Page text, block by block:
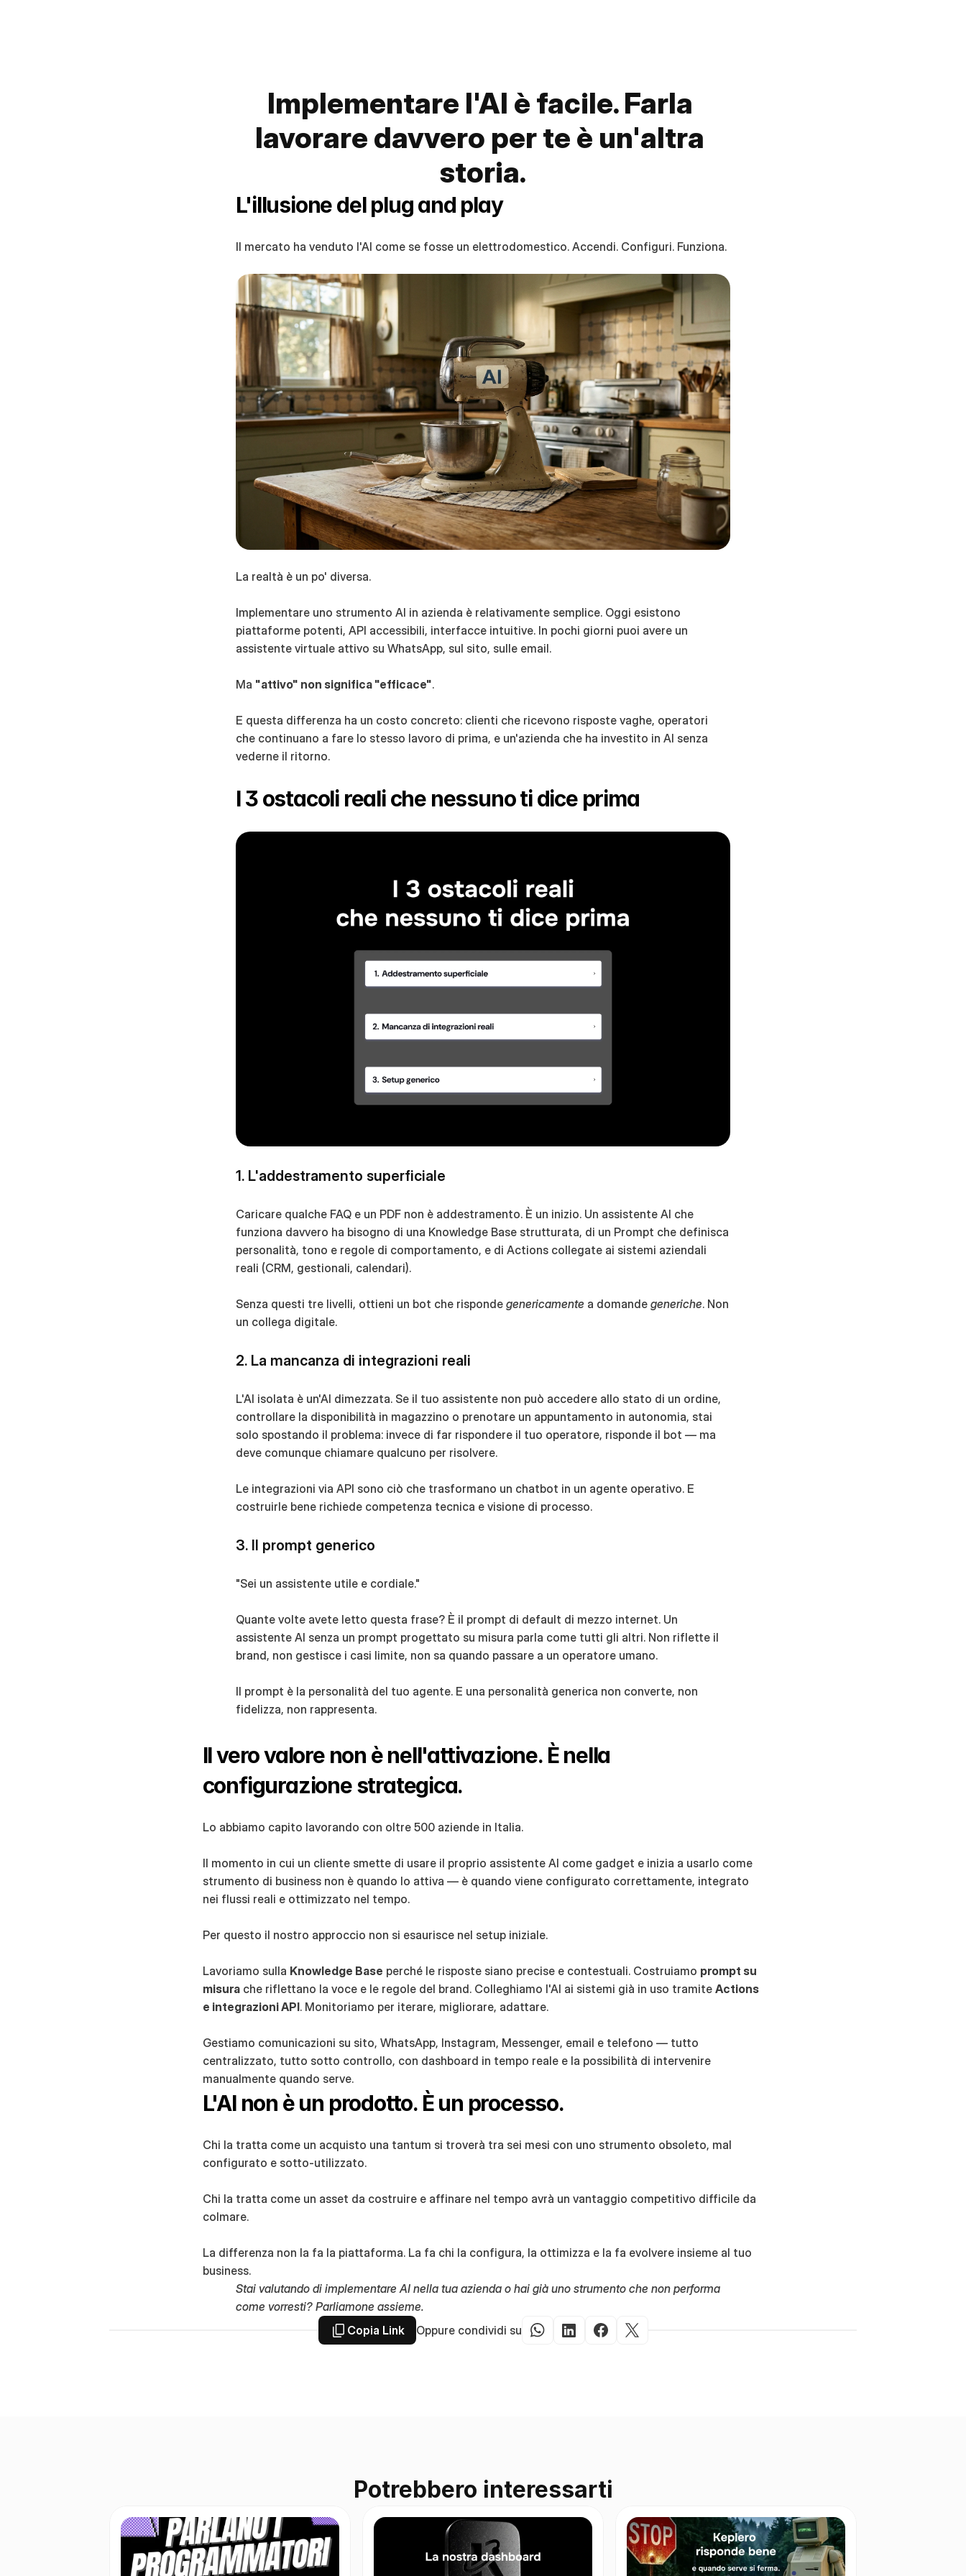
Implementare l'AI è facile. Farla
lavorare davvero per te è un'altra
storia.
L'illusione del plug and play
Il mercato ha venduto l'AI come se fosse un elettrodomestico. Accendi. Configuri. Funziona.
La realtà è un po' diversa.
Implementare uno strumento AI in azienda è relativamente semplice. Oggi esistono
piattaforme potenti, API accessibili, interfacce intuitive. In pochi giorni puoi avere un
assistente virtuale attivo su WhatsApp, sul sito, sulle email.
Ma "attivo" non significa "efficace".
E questa differenza ha un costo concreto: clienti che ricevono risposte vaghe, operatori
che continuano a fare lo stesso lavoro di prima, e un'azienda che ha investito in AI senza
vederne il ritorno.
I 3 ostacoli reali che nessuno ti dice prima
1. L'addestramento superficiale
Caricare qualche FAQ e un PDF non è addestramento. È un inizio. Un assistente AI che
funziona davvero ha bisogno di una Knowledge Base strutturata, di un Prompt che definisca
personalità, tono e regole di comportamento, e di Actions collegate ai sistemi aziendali
reali (CRM, gestionali, calendari).
Senza questi tre livelli, ottieni un bot che risponde genericamente a domande generiche. Non
un collega digitale.
2. La mancanza di integrazioni reali
L'AI isolata è un'AI dimezzata. Se il tuo assistente non può accedere allo stato di un ordine,
controllare la disponibilità in magazzino o prenotare un appuntamento in autonomia, stai
solo spostando il problema: invece di far rispondere il tuo operatore, risponde il bot — ma
deve comunque chiamare qualcuno per risolvere.
Le integrazioni via API sono ciò che trasformano un chatbot in un agente operativo. E
costruirle bene richiede competenza tecnica e visione di processo.
3. Il prompt generico
"Sei un assistente utile e cordiale."
Quante volte avete letto questa frase? È il prompt di default di mezzo internet. Un
assistente AI senza un prompt progettato su misura parla come tutti gli altri. Non riflette il
brand, non gestisce i casi limite, non sa quando passare a un operatore umano.
Il prompt è la personalità del tuo agente. E una personalità generica non converte, non
fidelizza, non rappresenta.
Il vero valore non è nell'attivazione. È nella
configurazione strategica.
Lo abbiamo capito lavorando con oltre 500 aziende in Italia.
Il momento in cui un cliente smette di usare il proprio assistente AI come gadget e inizia a usarlo come
strumento di business non è quando lo attiva — è quando viene configurato correttamente, integrato
nei flussi reali e ottimizzato nel tempo.
Per questo il nostro approccio non si esaurisce nel setup iniziale.
Lavoriamo sulla Knowledge Base perché le risposte siano precise e contestuali. Costruiamo prompt su
misura che riflettano la voce e le regole del brand. Colleghiamo l'AI ai sistemi già in uso tramite Actions
e integrazioni API. Monitoriamo per iterare, migliorare, adattare.
Gestiamo comunicazioni su sito, WhatsApp, Instagram, Messenger, email e telefono — tutto
centralizzato, tutto sotto controllo, con dashboard in tempo reale e la possibilità di intervenire
manualmente quando serve.
L'AI non è un prodotto. È un processo.
Chi la tratta come un acquisto una tantum si troverà tra sei mesi con uno strumento obsoleto, mal
configurato e sotto-utilizzato.
Chi la tratta come un asset da costruire e affinare nel tempo avrà un vantaggio competitivo difficile da
colmare.
La differenza non la fa la piattaforma. La fa chi la configura, la ottimizza e la fa evolvere insieme al tuo
business.
Stai valutando di implementare AI nella tua azienda o hai già uno strumento che non performa
come vorresti? Parliamone assieme.
Copia Link
Oppure condividi su
Potrebbero interessarti